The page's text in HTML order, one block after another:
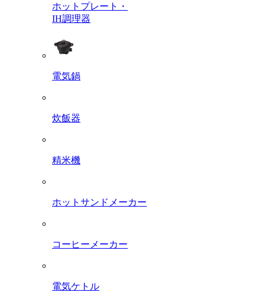
ホットプレート・
IH調理器
電気鍋
炊飯器
精米機
ホットサンドメーカー
コーヒーメーカー
電気ケトル